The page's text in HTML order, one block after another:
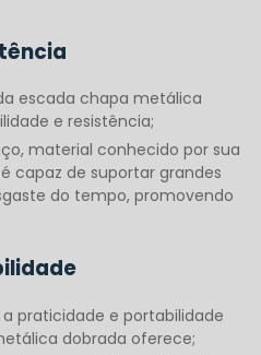
escada chapa metálica
e resistência;
material conhecido por sua
capaz de suportar grandes
do tempo, promovendo
praticidade e portabilidade
dobrada oferece;